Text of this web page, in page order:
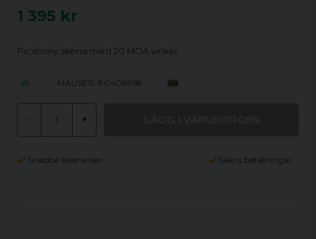
1 395 kr
Picatinny skena med 20 MOA vinkel.
MAUSER-80408958
- +
Snabba leveranser Säkra betalningar